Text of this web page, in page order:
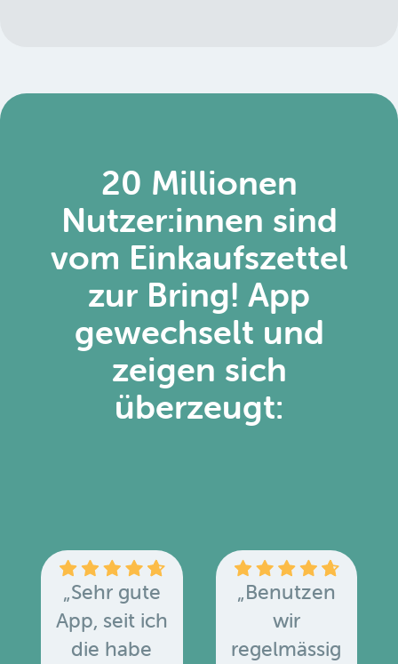
20 Millionen
Nutzer:innen sind
vom Einkaufszettel
zur Bring! App
gewechselt und
zeigen sich
überzeugt:
„Sehr gute
App, seit ich
die habe
„Benutzen
wir
regelmässig